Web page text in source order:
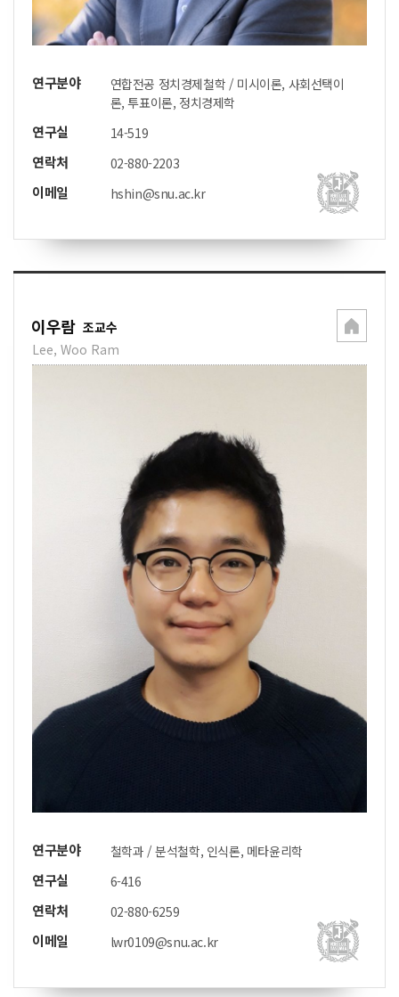
연구분야
연합전공 정치경제철학 / 미시이론, 사회선택이
론, 투표이론, 정치경제학
연구실 14-519
연락처 02-880-2203
이메일 hshin@snu.ac.kr
이우람 조교수
Lee, Woo Ram
연구분야 철학과 / 분석철학, 인식론, 메타윤리학
연구실 6-416
연락처 02-880-6259
이메일 lwr0109@snu.ac.kr